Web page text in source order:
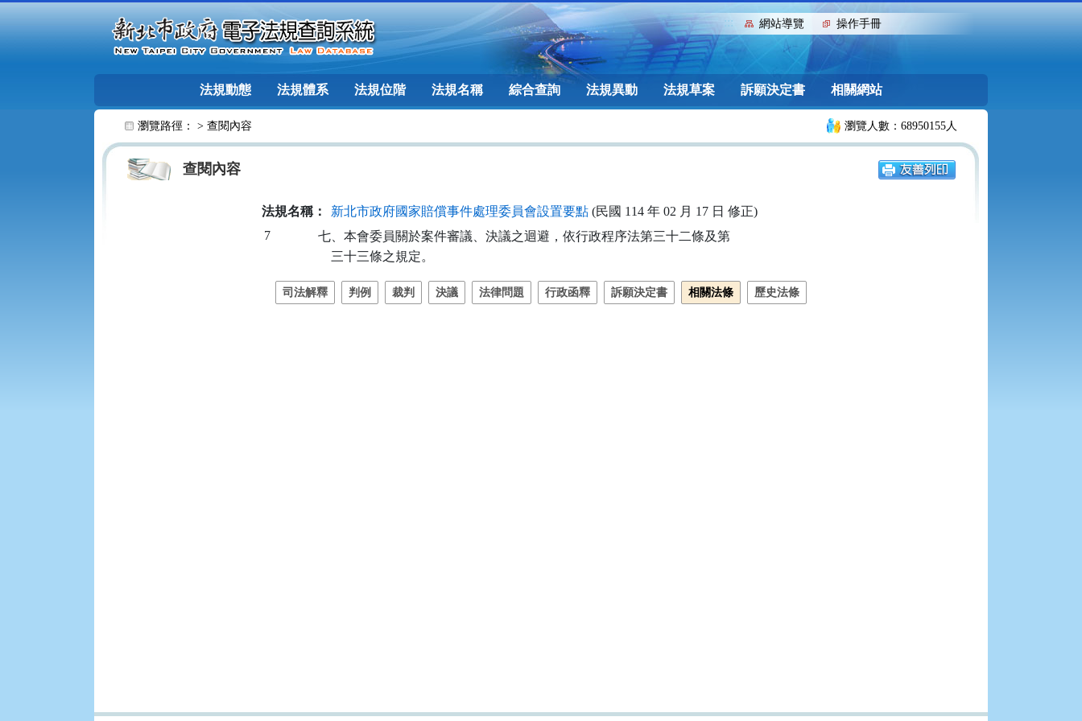
::: 網站導覽 操作手冊
法規動態 法規體系 法規位階 法規名稱 綜合查詢 法規異動 法規草案 訴願決定書 相關網站
瀏覽路徑： > 查閱內容 瀏覽人數：68950155人
查閱內容
法規名稱： 新北市政府國家賠償事件處理委員會設置要點(民國 114 年 02 月 17 日 修正)
7
七、本會委員關於案件審議、決議之迴避，依行政程序法第三十二條及第
    三十三條之規定。
司法解釋 判例 裁判 決議 法律問題 行政函釋 訴願決定書 相關法條 歷史法條